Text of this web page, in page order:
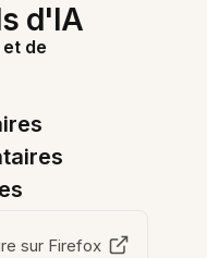
d'IA
de
sur Firefox